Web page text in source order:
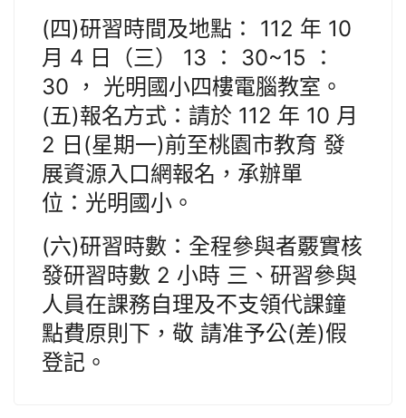
(四)研習時間及地點： 112 年 10
月 4 日（三） 13 ： 30~15 ：
30 ， 光明國小四樓電腦教室。
(五)報名方式：請於 112 年 10 月
2 日(星期一)前至桃園市教育 發
展資源入口網報名，承辦單
位：光明國小。
(六)研習時數：全程參與者覈實核
發研習時數 2 小時 三、研習參與
人員在課務自理及不支領代課鐘
點費原則下，敬 請准予公(差)假
登記。